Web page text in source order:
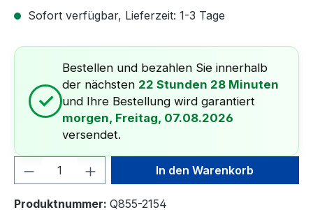
Sofort verfügbar, Lieferzeit: 1-3 Tage
✓
Bestellen und bezahlen Sie innerhalb
der nächsten 22 Stunden 28 Minuten
und Ihre Bestellung wird garantiert
morgen, Freitag, 07.08.2026
versendet.
Produkt Anzahl: Gib denIn den Warenkorb
Produktnummer: Q855-2154